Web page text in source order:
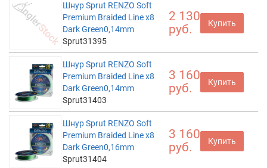
Шнур Sprut RENZO Soft
Premium Braided Line x8
Dark Green0,14mm
Sprut31395
2 130
руб.
Купить
Шнур Sprut RENZO Soft
Premium Braided Line x8
Dark Green0,14mm
Sprut31403
3 160
руб.
Купить
Шнур Sprut RENZO Soft
Premium Braided Line x8
Dark Green0,16mm
Sprut31404
3 160
руб.
Купить